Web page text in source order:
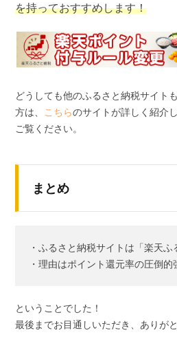
を持っておすすめします！
どうしても他のふるさと納税サイト
方は、 こちらのサイトが詳しく紹介
ご覧ください。
まとめ
・ふるさと納税サイトは「楽天ふ
・理由はポイント還元率の圧倒的
ということでした！
最後までお目通しいただき、ありが